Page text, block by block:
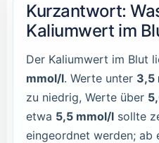
Kurzantwort:
Kaliumwert im
Der Kaliumwert im Blut
mmol/l. Werte unter 3,5
zu niedrig, Werte über
etwa 5,5 mmol/l sollte
eingeordnet werden;